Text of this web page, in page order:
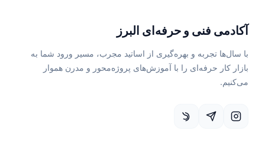
آکادمی فنی و حرفه‌ای البرز
با سال‌ها تجربه و بهره‌گیری از اساتید مجرب، مسیر ورود شما به
بازار کار حرفه‌ای را با آموزش‌های پروژه‌محور و مدرن هموار
می‌کنیم.